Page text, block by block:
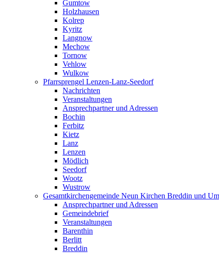
Gumtow
Holzhausen
Kolrep
Kyritz
Langnow
Mechow
Tornow
Vehlow
Wulkow
Pfarrsprengel Lenzen-Lanz-Seedorf
Nachrichten
Veranstaltungen
Ansprechpartner und Adressen
Bochin
Ferbitz
Kietz
Lanz
Lenzen
Mödlich
Seedorf
Wootz
Wustrow
Gesamtkirchengemeinde Neun Kirchen Breddin und
Ansprechpartner und Adressen
Gemeindebrief
Veranstaltungen
Barenthin
Berlitt
Breddin